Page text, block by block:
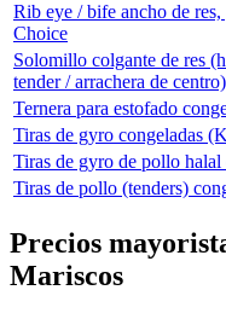
Rib eye / bife ancho de res,
Choice
Solomillo colgante de res
tender / arrachera de centro)
Ternera para estofado
Tiras de gyro congeladas
Tiras de gyro de pollo halal
Tiras de pollo (tenders)
Precios
Mariscos